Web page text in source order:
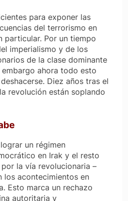
para exponer las
del terrorismo en
particular. Por un tiempo
imperialismo y de los
de la clase dominante
ahora todo esto
Diez años tras el
revolución están soplando
un régimen
en Irak y el resto
la vía revolucionaria –
los acontecimientos en
Esto marca un rechazo
autoritaria y